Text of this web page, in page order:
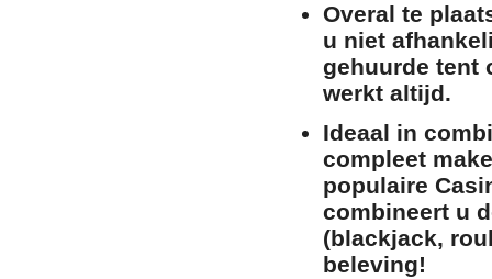
Overal te
u niet
gehuurde tent
werkt altijd.
Ideaal in
compleet
populaire
combineert u
(blackjack,
beleving!